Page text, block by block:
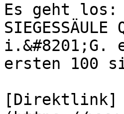
Es geht
i.&#8201;G.
ersten 100
[Direktlink]